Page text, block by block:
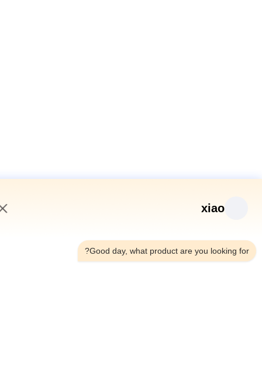
xiao
Good day, what product are you looking